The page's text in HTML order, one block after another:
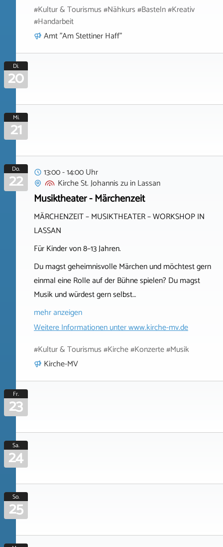
#Kultur & Tourismus #Nähkurs #Basteln #Kreativ
#Handarbeit
Amt "Am Stettiner Haff"
Di.
20
Mi.
21
Do.
22
13:00 - 14:00 Uhr
Kirche St. Johannis zuinLassan
Musiktheater - Märchenzeit
MÄRCHENZEIT – MUSIKTHEATER – WORKSHOP IN
LASSAN
Für Kinder von 8–13 Jahren.
Du magst geheimnisvolle Märchen und möchtest gern
einmal eine Rolle auf der Bühne spielen? Du magst
Musik und würdest gern selbst…
mehr anzeigen
Weitere Informationen unterwww.kirche-mv.de
#Kultur & Tourismus #Kirche #Konzerte #Musik
Kirche-MV
Fr.
23
Sa.
24
So.
25